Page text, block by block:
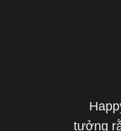
tưởng